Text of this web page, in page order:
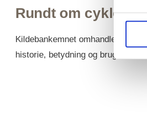
Rundt om cyklen
Kildebankemnet omhandler cyklens
historie, betydning og brug.